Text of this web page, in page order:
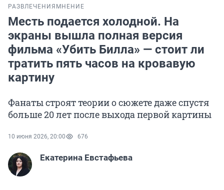
РАЗВЛЕЧЕНИЯ МНЕНИЕ
Месть подается холодной. На
экраны вышла полная версия
фильма «Убить Билла» — стоит ли
тратить пять часов на кровавую
картину
Фанаты строят теории о сюжете даже спустя
больше 20 лет после выхода первой картины
10 июня 2026, 20:00 676
Екатерина Евстафьева